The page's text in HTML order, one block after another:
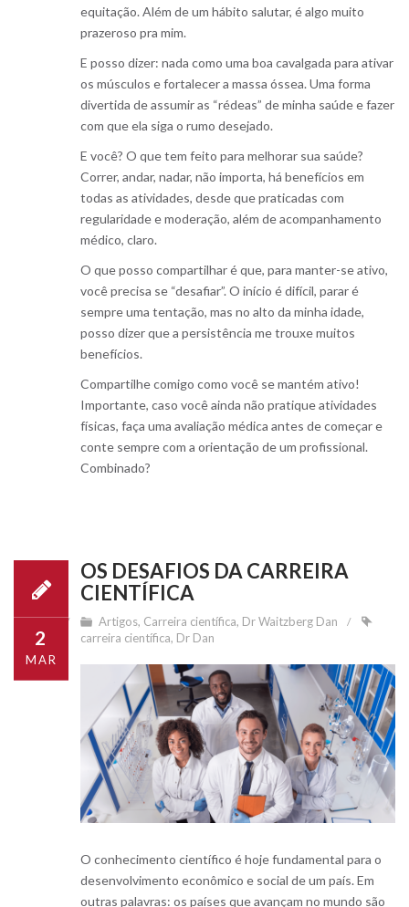
equitação. Além de um hábito salutar, é algo muito
prazeroso pra mim.
E posso dizer: nada como uma boa cavalgada para ativar
os músculos e fortalecer a massa óssea. Uma forma
divertida de assumir as “rédeas” de minha saúde e fazer
com que ela siga o rumo desejado.
E você? O que tem feito para melhorar sua saúde?
Correr, andar, nadar, não importa, há benefícios em
todas as atividades, desde que praticadas com
regularidade e moderação, além de acompanhamento
médico, claro.
O que posso compartilhar é que, para manter-se ativo,
você precisa se “desafiar”. O início é difícil, parar é
sempre uma tentação, mas no alto da minha idade,
posso dizer que a persistência me trouxe muitos
benefícios.
Compartilhe comigo como você se mantém ativo!
Importante, caso você ainda não pratique atividades
físicas, faça uma avaliação médica antes de começar e
conte sempre com a orientação de um profissional.
Combinado?
2
MAR
OS DESAFIOS DA CARREIRA
CIENTÍFICA
Artigos, Carreira científica, Dr Waitzberg Dan
carreira científica, Dr Dan
O conhecimento científico é hoje fundamental para o
desenvolvimento econômico e social de um país. Em
outras palavras: os países que avançam no mundo são